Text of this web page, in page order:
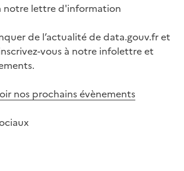
notre lettre d'information
de l’actualité de data.gouv.fr et
vous à notre infolettre et
nos prochains évènements